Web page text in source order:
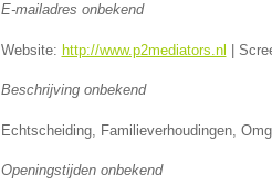
E-mailadres onbekend
Website: http://www.p2mediators.nl
Beschrijving onbekend
Echtscheiding, Familieverhoudingen,
Openingstijden onbekend